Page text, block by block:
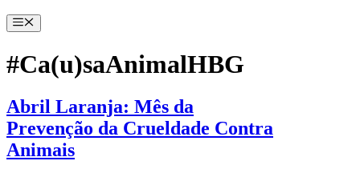
Menu
#Ca(u)saAnimalHBG
Abril Laranja: Mês da
Prevenção da Crueldade Contra
Animais